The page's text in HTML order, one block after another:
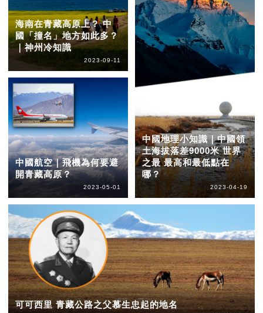
海南在青藏高原上？ 中
國「撞名」地方如此多？
｜神州冷知識
2023-09-11
中國航空｜飛機為何要避
開青藏高原？
2023-05-01
中國地理小知識｜中國領
土海拔落差9000米 世界
之最 最高和最低點在
哪？
2023-04-19
可可西里 青藏公路之父慕生忠起的地名